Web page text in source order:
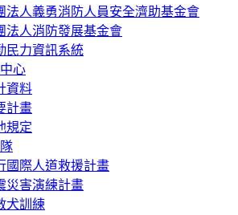
法人義勇消防人員安全濟助基金會
法人消防發展基金會
民力資訊系統
心
資料
計畫
規定
國際人道救援計畫
災害演練計畫
犬訓練